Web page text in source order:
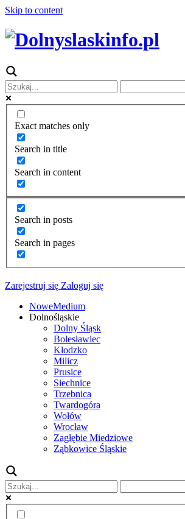
Skip to content
Exact matches only
Search in title
Search in content
Search in posts
Search in pages
Zarejestruj się Zaloguj się
NoweMedium
Dolnośląskie
Dolny Śląsk
Bolesławiec
Kłodzko
Milicz
Prusice
Siechnice
Trzebnica
Twardogóra
Wołów
Wrocław
Zagłębie Miedziowe
Ząbkowice Śląskie